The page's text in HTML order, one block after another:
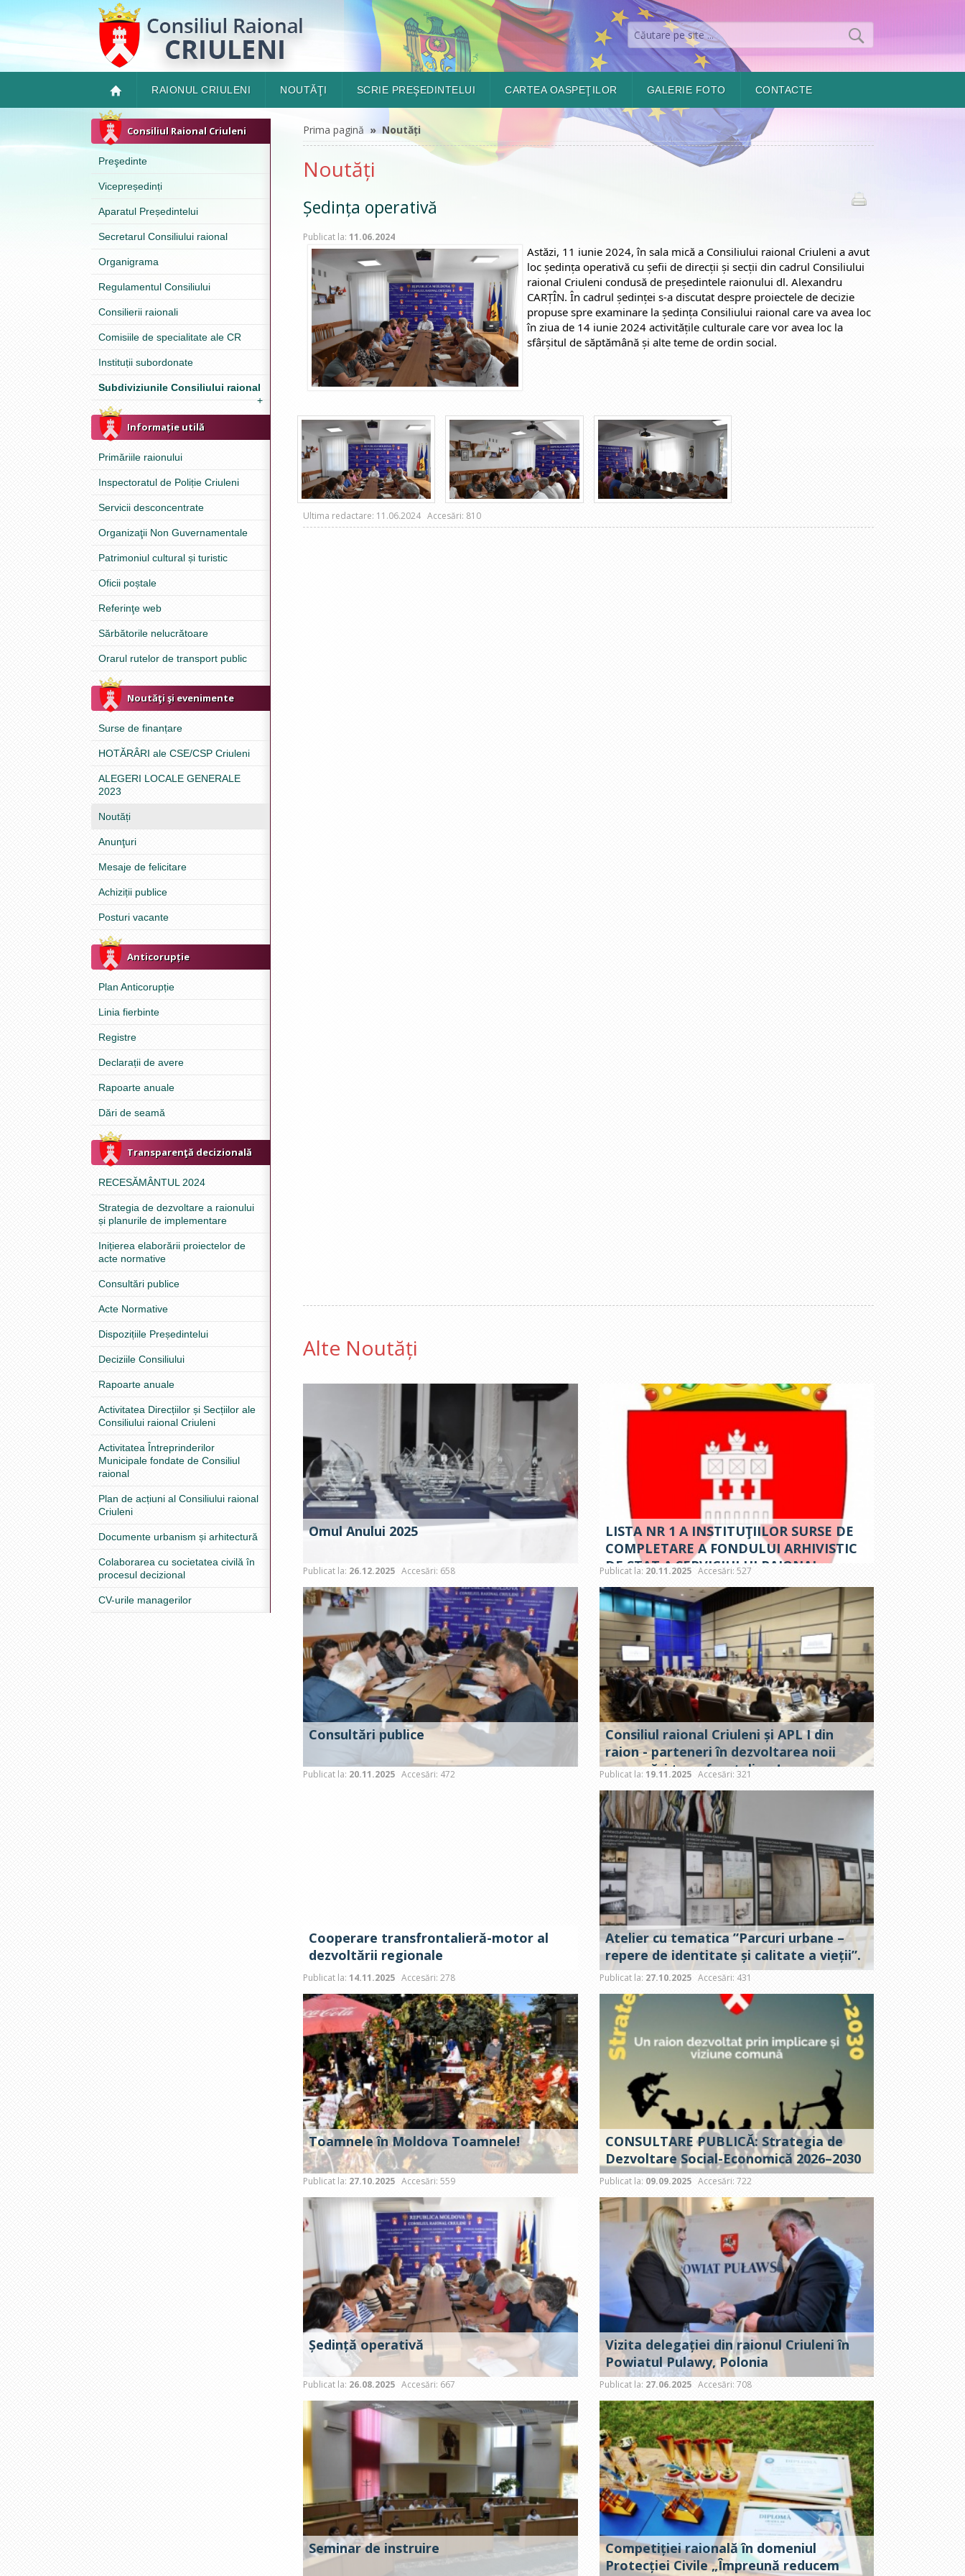
RAIONUL CRIULENI NOUTĂŢI SCRIE PREŞEDINTELUI CARTEA OASPEŢILOR GALERIE FOTO CONTACTE
Consiliul Raional Criuleni
Preşedinte
Vicepreședinți
Aparatul Președintelui
Secretarul Consiliului raional
Organigrama
Regulamentul Consiliului
Consilierii raionali
Comisiile de specialitate ale CR
Instituții subordonate
Subdiviziunile Consiliului raional
+
Informație utilă
Primăriile raionului
Inspectoratul de Poliție Criuleni
Servicii desconcentrate
Organizaţii Non Guvernamentale
Patrimoniul cultural și turistic
Oficii poștale
Referinţe web
Sărbătorile nelucrătoare
Orarul rutelor de transport public
Noutăţi şi evenimente
Surse de finanțare
HOTĂRÂRI ale CSE/CSP Criuleni
ALEGERI LOCALE GENERALE
2023
Noutăți
Anunţuri
Mesaje de felicitare
Achiziții publice
Posturi vacante
Anticorupție
Plan Anticorupție
Linia fierbinte
Registre
Declarații de avere
Rapoarte anuale
Dări de seamă
Transparenţă decizională
RECESĂMÂNTUL 2024
Strategia de dezvoltare a raionului
și planurile de implementare
Inițierea elaborării proiectelor de
acte normative
Consultări publice
Acte Normative
Dispozițiile Președintelui
Deciziile Consiliului
Rapoarte anuale
Activitatea Direcțiilor și Secțiilor ale
Consiliului raional Criuleni
Activitatea Întreprinderilor
Municipale fondate de Consiliul
raional
Plan de acțiuni al Consiliului raional
Criuleni
Documente urbanism și arhitectură
Colaborarea cu societatea civilă în
procesul decizional
CV-urile managerilor
Prima pagină » Noutăți
Noutăți
Ședința operativă
Publicat la: 11.06.2024
Astăzi, 11 iunie 2024, în sala mică a Consiliului raional Criuleni a avut
loc ședința operativă cu șefii de direcții și secții din cadrul Consiliului
raional Criuleni condusă de președintele raionului dl. Alexandru
CARȚÎN. În cadrul ședinței s-a discutat despre proiectele de decizie
propuse spre examinare la ședința Consiliului raional care va avea loc
în ziua de 14 iunie 2024 activitățile culturale care vor avea loc la
sfârșitul de săptămână și alte teme de ordin social.
Ultima redactare: 11.06.2024 Accesări: 810
Alte Noutăți
Omul Anului 2025
Publicat la: 26.12.2025 Accesări: 658
LISTA NR 1 A INSTITUŢIILOR SURSE DE
COMPLETARE A FONDULUI ARHIVISTIC
DE STAT A SERVICIULUI RAIONAL
CRIULENI
Publicat la: 20.11.2025 Accesări: 527
Consultări publice
Publicat la: 20.11.2025 Accesări: 472
Consiliul raional Criuleni și APL I din
raion - parteneri în dezvoltarea noii
cooperări transfrontaliere!
Publicat la: 19.11.2025 Accesări: 321
Cooperare transfrontalieră-motor al
dezvoltării regionale
Publicat la: 14.11.2025 Accesări: 278
Atelier cu tematica ”Parcuri urbane –
repere de identitate și calitate a vieții”.
Publicat la: 27.10.2025 Accesări: 431
Toamnele în Moldova Toamnele!
Publicat la: 27.10.2025 Accesări: 559
CONSULTARE PUBLICĂ: Strategia de
Dezvoltare Social-Economică 2026–2030
Publicat la: 09.09.2025 Accesări: 722
Ședință operativă
Publicat la: 26.08.2025 Accesări: 667
Vizita delegației din raionul Criuleni în
Powiatul Pulawy, Polonia
Publicat la: 27.06.2025 Accesări: 708
Seminar de instruire
Competiției raională în domeniul
Protecției Civile „Împreună reducem